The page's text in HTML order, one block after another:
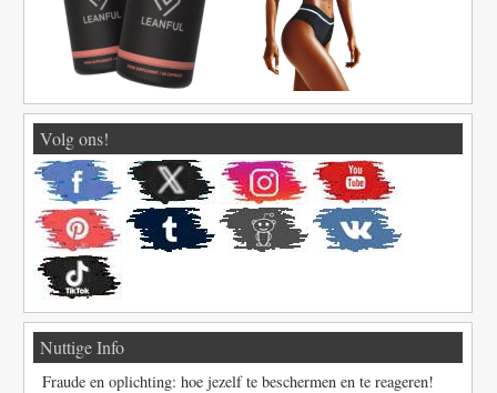
Volg ons!
Nuttige Info
Fraude en oplichting: hoe jezelf te beschermen en te reageren!